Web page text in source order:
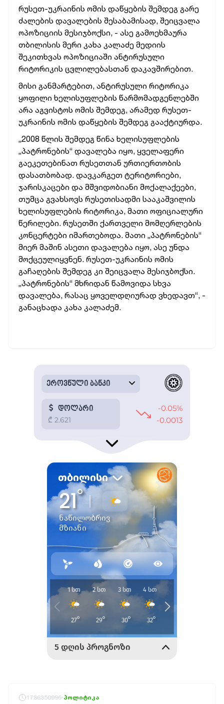
რუსეთ-უკრაინის ომის დაწყების შემდეგ გარე
ძალების დავალების შესაბამისად, შეიცვალა
ოპოზიციის მესიჯბოქსი, - ასე გამოეხმაურა
თბილისის მერი კახა კალაძე მედიის
შეკითხვას ოპოზიციაში ანტირუსული
რიტორიკის ცვლილებასთან დაკავშირებით.
მისი განმარტებით, ანტირუსული რიტორიკა
ყოფილი ხელისუფლების წარმომადგენლებში
არა აგვისტოს ომის შემდეგ, არამედ რუსეთ-
უკრაინის ომის დაწყების შემდეგ გააქტიურდა.
„2008 წლის შემდეგ წინა ხელისუფლების
„პატრონების“ დავალება იყო, ყველაფერი
გაეკეთებინათ რუსეთთან ურთიერთობის
დასათბობად. დავკარგეთ ტერიტორიები,
ჯარისკაცები და მშვიდობიანი მოქალაქეები,
თუმცა გვახსოვს რუსეთისადმი სააკაშვილის
ხელისუფლების რიტორიკა, მათი ოფიციალური
წერილები. რუსეთში ქართველი მომღერლების
კონცერტები იმართებოდა. მათი „პატრონების“
მიერ მაშინ ასეთი დავალება იყო, ასე უნდა
მოქცეულიყვნენ. რუსეთ-უკრაინის ომის
გაჩაღების შემდეგ კი შეიცვალა მესიჯბოქსი.
„პატრონების“ მხრიდან წამოვიდა სხვა
დავალება, რასაც ყოველდღიურად ვხედავთ“, -
განაცხადა კახა კალაძემ.
1786350996 პოლიტიკა